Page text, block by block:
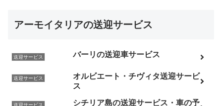
アーモイタリアの送迎サービス
送迎サービス バーリの送迎車サービス
送迎サービス
オルビエート・チヴィタ送迎サービ
ス
送迎サービス
シチリア島の送迎サービス・車の予